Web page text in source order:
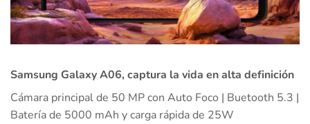
Samsung Galaxy A06, captura la vida en alta definición
Cámara principal de 50 MP con Auto Foco | Buetooth 5.3 |
Batería de 5000 mAh y carga rápida de 25W